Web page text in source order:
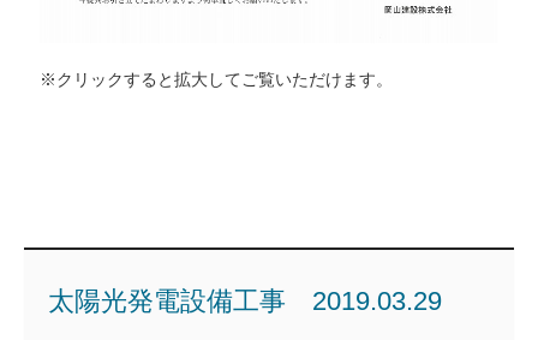
※クリックすると拡大してご覧いただけます。
太陽光発電設備工事 2019.03.29